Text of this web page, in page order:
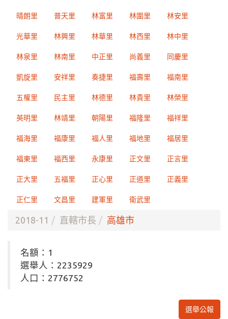
晴朗里 普天里 林富里 林圍里 林安里
光華里 林興里 林華里 林西里 林中里
林泉里 林南里 中正里 尚義里 同慶里
凱旋里 安祥里 奏捷里 福壽里 福南里
五權里 民主里 林德里 林貴里 林榮里
英明里 林靖里 朝陽里 福隆里 福祥里
福海里 福康里 福人里 福地里 福居里
福東里 福西里 永康里 正文里 正言里
正大里 五福里 正心里 正道里 正義里
正仁里 文昌里 建軍里 衛武里
2018-11 直轄市長 高雄市
名額：1
選舉人：2235929
人口：2776752
選舉公報